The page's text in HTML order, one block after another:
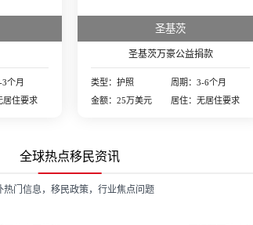
个月
居住要求
圣基茨
圣基茨万豪公益捐款
类型：护照
周期：3-6个月
金额：25万美元
居住：无居住要求
全球热点移民资讯
热门信息，移民政策，行业焦点问题